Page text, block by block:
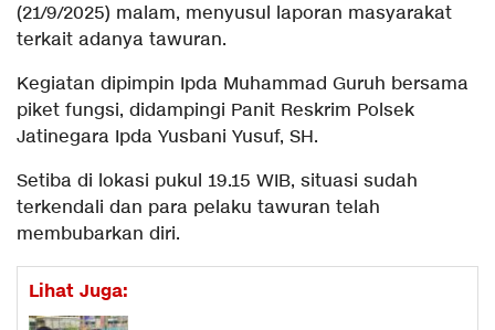
(21/9/2025) malam, menyusul laporan masyarakat
terkait adanya tawuran.
Kegiatan dipimpin Ipda Muhammad Guruh bersama
piket fungsi, didampingi Panit Reskrim Polsek
Jatinegara Ipda Yusbani Yusuf, SH.
Setiba di lokasi pukul 19.15 WIB, situasi sudah
terkendali dan para pelaku tawuran telah
membubarkan diri.
Lihat Juga: